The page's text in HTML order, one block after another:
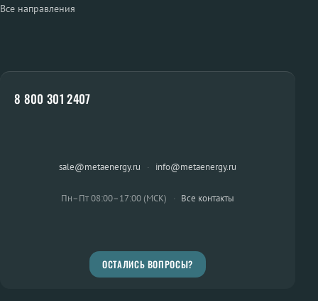
Все направления
8 800 301 2407
sale@metaenergy.ru · info@metaenergy.ru
Пн–Пт 08:00–17:00 (МСК) · Все контакты
ОСТАЛИСЬ ВОПРОСЫ?